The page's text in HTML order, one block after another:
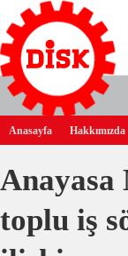
Anasayfa Hakkımızda
Anayasa
toplu iş